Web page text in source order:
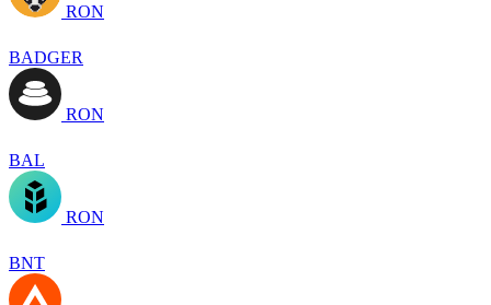
RON
BADGER
RON
BAL
RON
BNT